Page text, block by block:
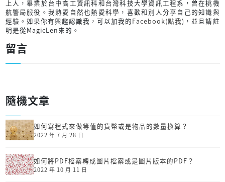
上人，畢業於台中高工資訊科和台灣科技大學資訊工程系，曾在桃機
航警局服役。我熱愛自然也熱愛科學，喜歡和別人分享自己的知識與
經驗。如果你有興趣認識我，可以加我的Facebook(點我) ，並且請註
明是從MagicLen來的。
留言
隨機文章
如何寫程式來做等值的貨幣或是物品的數量換算？
2022 年 7 月 28 日
如何將PDF檔案轉成圖片檔案或是圖片版本的PDF？
2022 年 10 月 11 日